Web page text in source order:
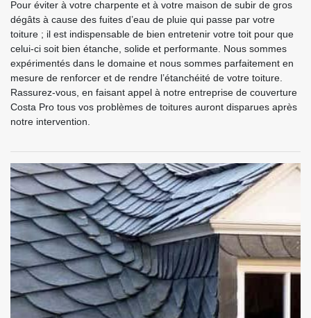
Pour éviter à votre charpente et à votre maison de subir de gros
dégâts à cause des fuites d’eau de pluie qui passe par votre
toiture ; il est indispensable de bien entretenir votre toit pour que
celui-ci soit bien étanche, solide et performante. Nous sommes
expérimentés dans le domaine et nous sommes parfaitement en
mesure de renforcer et de rendre l’étanchéité de votre toiture.
Rassurez-vous, en faisant appel à notre entreprise de couverture
Costa Pro tous vos problèmes de toitures auront disparues après
notre intervention.